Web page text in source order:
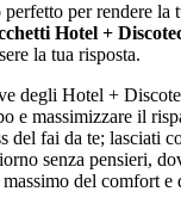
per rendere la
Hotel +
la tua risposta.
degli Hotel +
e massimizzare il
del fai da te; lasciati
senza pensieri,
del comfort e